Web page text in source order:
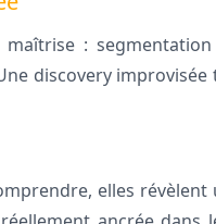
:
discovery
elles